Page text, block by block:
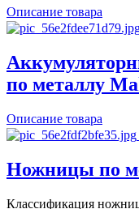
Описание товара
по металлу
Описание товара
Ножницы по
Классификация